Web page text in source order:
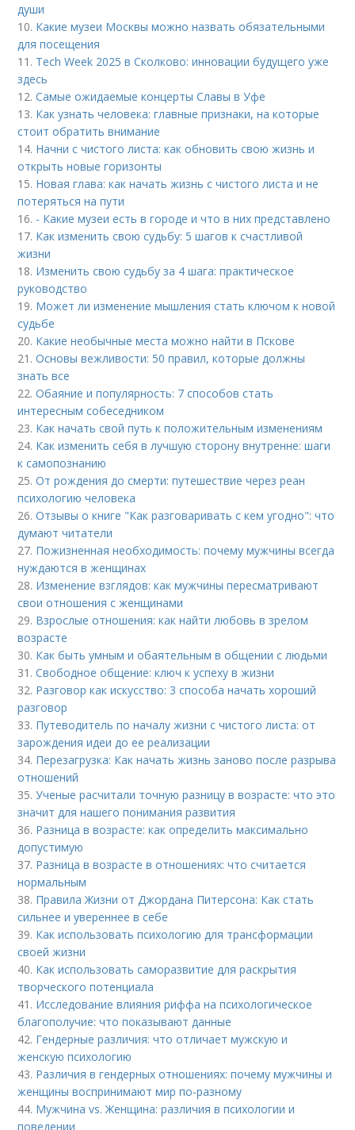
души
10. Какие музеи Москвы можно назвать обязательными
для посещения
11. Tech Week 2025 в Сколково: инновации будущего уже
здесь
12.Самые ожидаемые концерты Славы в Уфе
13. Как узнать человека: главные признаки, на которые
стоит обратить внимание
14. Начни с чистого листа: как обновить свою жизнь и
открыть новые горизонты
15. Новая глава: как начать жизнь с чистого листа и не
потеряться на пути
16. - Какие музеи есть в городе и что в них представлено
17. Как изменить свою судьбу: 5 шагов к счастливой
жизни
18. Изменить свою судьбу за 4 шага: практическое
руководство
19. Может ли изменение мышления стать ключом к новой
судьбе
20. Какие необычные места можно найти в Пскове
21.Основы вежливости: 50 правил, которые должны
знать все
22.Обаяние и популярность: 7 способов стать
интересным собеседником
23. Как начать свой путь к положительным изменениям
24. Как изменить себя в лучшую сторону внутренне: шаги
к самопознанию
25.От рождения до смерти: путешествие через реан
психологию человека
26.Отзывы о книге "Как разговаривать с кем угодно": что
думают читатели
27. Пожизненная необходимость: почему мужчины всегда
нуждаются в женщинах
28. Изменение взглядов: как мужчины пересматривают
свои отношения с женщинами
29. Взрослые отношения: как найти любовь в зрелом
возрасте
30. Как быть умным и обаятельным в общении с людьми
31.Свободное общение: ключ к успеху в жизни
32. Разговор как искусство: 3 способа начать хороший
разговор
33. Путеводитель по началу жизни с чистого листа: от
зарождения идеи до ее реализации
34. Перезагрузка: Как начать жизнь заново после разрыва
отношений
35.Ученые расчитали точную разницу в возрасте: что это
значит для нашего понимания развития
36. Разница в возрасте: как определить максимально
допустимую
37. Разница в возрасте в отношениях: что считается
нормальным
38. Правила Жизни от Джордана Питерсона: Как стать
сильнее и увереннее в себе
39. Как использовать психологию для трансформации
своей жизни
40. Как использовать саморазвитие для раскрытия
творческого потенциала
41. Исследование влияния риффа на психологическое
благополучие: что показывают данные
42. Гендерные различия: что отличает мужскую и
женскую психологию
43. Различия в гендерных отношениях: почему мужчины и
женщины воспринимают мир по-разному
44. Мужчина vs. Женщина: различия в психологии и
поведении